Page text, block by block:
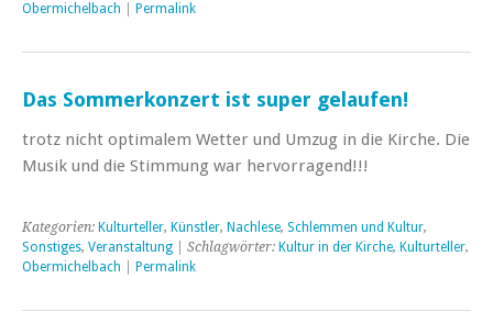
Obermichelbach
Permalink
Das Sommerkonzert ist super gelaufen!
trotz nicht optimalem Wetter und Umzug in die Kirche. Die
Musik und die Stimmung war hervorragend!!!
Kategorien: Kulturteller, Künstler, Nachlese, Schlemmen und Kultur,
Sonstiges, Veranstaltung | Schlagwörter: Kultur in der Kirche, Kulturteller,
Obermichelbach
Permalink